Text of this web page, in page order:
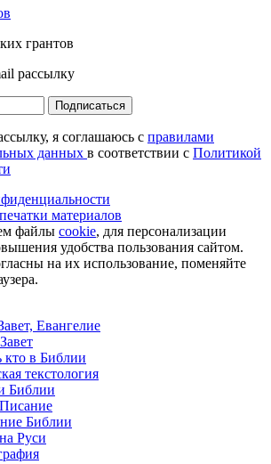
рассылку
Подписаться
я соглашаюсь с правилами
данных в соответствии с Политикой
материалов
файлы cookie, для персонализации
удобства пользования сайтом.
на их использование, поменяйте
Евангелие
кто в Библии
текстология
Библии
Библии
Руси